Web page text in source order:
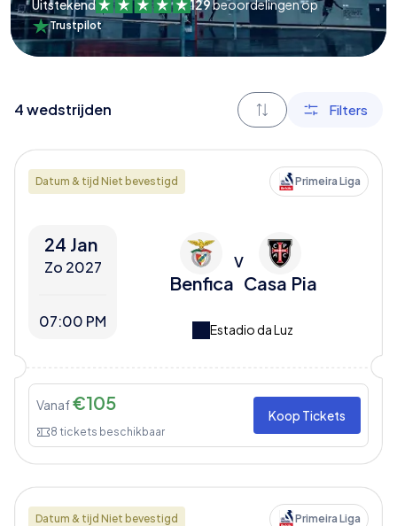
Uitstekend 129beoordelingen op
Trustpilot
4wedstrijden Filters
Datum & tijd Niet bevestigd Primeira Liga
24 Jan
Zo 2027
07:00 PM
Benfica
V
Casa Pia
Estadio da Luz
Vanaf€105
8 tickets beschikbaar
Koop Tickets
Datum & tijd Niet bevestigd Primeira Liga